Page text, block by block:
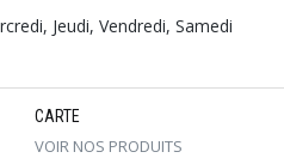
Jeudi, Vendredi, Samedi
CARTE
VOIR NOS PRODUITS